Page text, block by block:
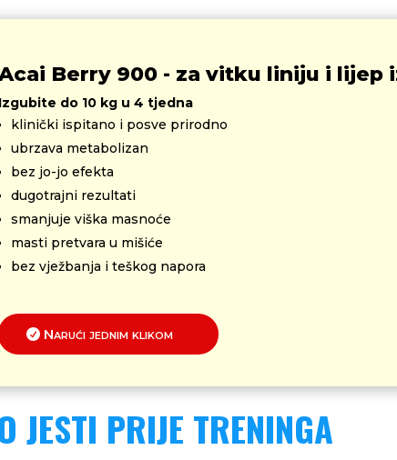
Berry 900 - za vitku liniju i lijep
Izgubite do 10 kg u 4 tjedna
klinički ispitano i posve prirodno
ubrzava metabolizan
bez jo-jo efekta
dugotrajni rezultati
smanjuje viška masnoće
masti pretvara u mišiće
bez vježbanja i teškog napora
Narući jednim klikom
JESTI PRIJE TRENINGA